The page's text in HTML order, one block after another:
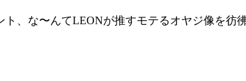
、な〜んてLEONが推すモテるオヤジ像を彷